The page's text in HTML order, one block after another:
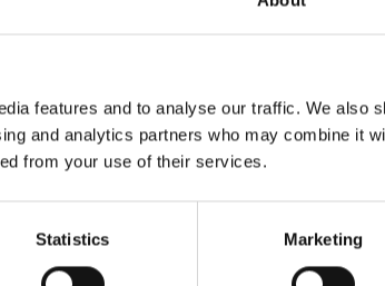
features and to analyse our traffic. We also
and analytics partners who may combine it
from your use of their services.
Statistics Marketing